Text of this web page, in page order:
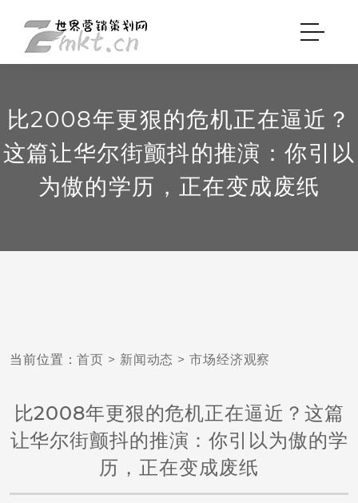
比2008年更狠的危机正在逼近？
这篇让华尔街颤抖的推演：你引以
为傲的学历，正在变成废纸
当前位置：首页 > 新闻动态 > 市场经济观察
比2008年更狠的危机正在逼近？这篇
让华尔街颤抖的推演：你引以为傲的学
历，正在变成废纸